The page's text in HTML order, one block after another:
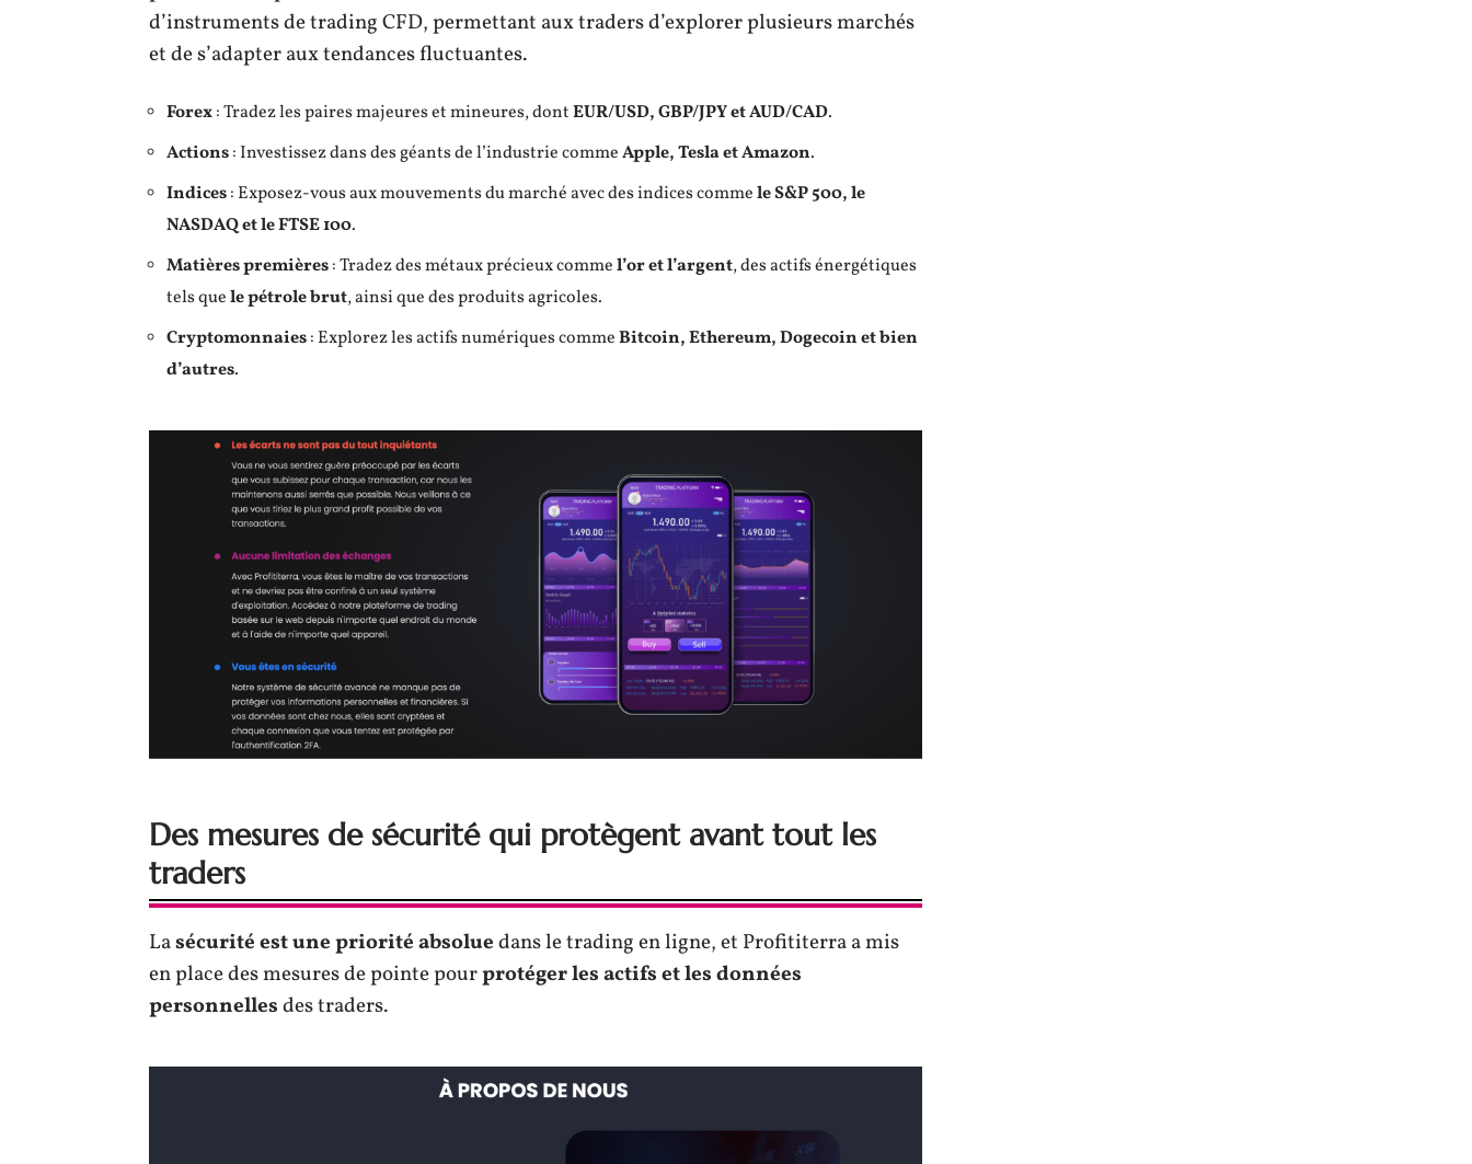
d’instruments de trading CFD, permettant aux traders d’explorer plusieurs marchés
et de s’adapter aux tendances fluctuantes.
Forex: Tradez les paires majeures et mineures, dontEUR/USD, GBP/JPY et AUD/CAD.
Actions: Investissez dans des géants de l’industrie commeApple, Tesla et Amazon.
Indices: Exposez-vous aux mouvements du marché avec des indices commele S&P 500, le
NASDAQ et le FTSE 100.
Matières premières: Tradez des métaux précieux commel’or et l’argent, des actifs énergétiques
tels quele pétrole brut, ainsi que des produits agricoles.
Cryptomonnaies: Explorez les actifs numériques commeBitcoin, Ethereum, Dogecoin et bien
d’autres.
Des mesures de sécurité qui protègent avant tout les
traders
Lasécurité est une priorité absoluedans le trading en ligne, et Profititerra a mis
en place des mesures de pointe pourprotéger les actifs et les données
personnellesdes traders.